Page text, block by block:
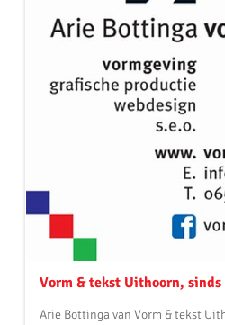
Vorm & tekst Uithoorn, sinds
Arie Bottinga van Vorm & tekst